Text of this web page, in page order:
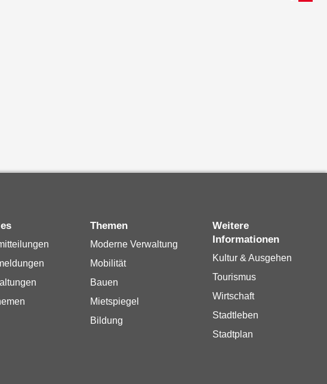
Themen
Moderne Verwaltung
Mobilität
Bauen
Mietspiegel
Bildung
Weitere
Informationen
Kultur & Ausgehen
Tourismus
Wirtschaft
Stadtleben
Stadtplan